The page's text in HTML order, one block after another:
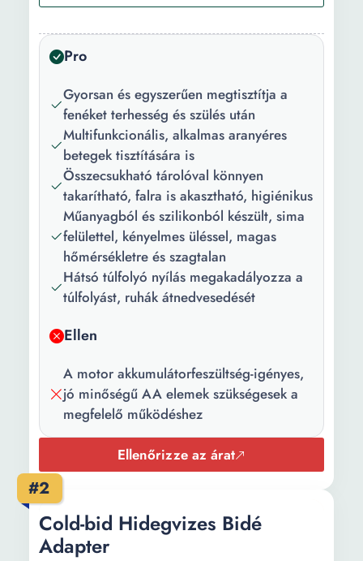
Súly:
0.5 kg
Pro
Gyorsan és egyszerűen megtisztítja a
fenéket terhesség és szülés után
Multifunkcionális, alkalmas aranyéres
betegek tisztítására is
Összecsukható tárolóval könnyen
takarítható, falra is akasztható, higiénikus
Műanyagból és szilikonból készült, sima
felülettel, kényelmes üléssel, magas
hőmérsékletre és szagtalan
Hátsó túlfolyó nyílás megakadályozza a
túlfolyást, ruhák átnedvesedését
Ellen
A motor akkumulátorfeszültség-igényes,
jó minőségű AA elemek szükségesek a
megfelelő működéshez
Ellenőrizze az árat
#2
Cold-bid Hidegvizes Bidé
Adapter